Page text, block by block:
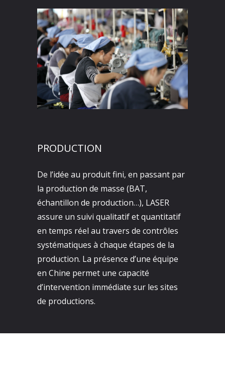
PRODUCTION
De l’idée au produit fini, en passant par
la production de masse (BAT,
échantillon de production…), LASER
assure un suivi qualitatif et quantitatif
en temps réel au travers de contrôles
systématiques à chaque étapes de la
production. La présence d’une équipe
en Chine permet une capacité
d’intervention immédiate sur les sites
de productions.